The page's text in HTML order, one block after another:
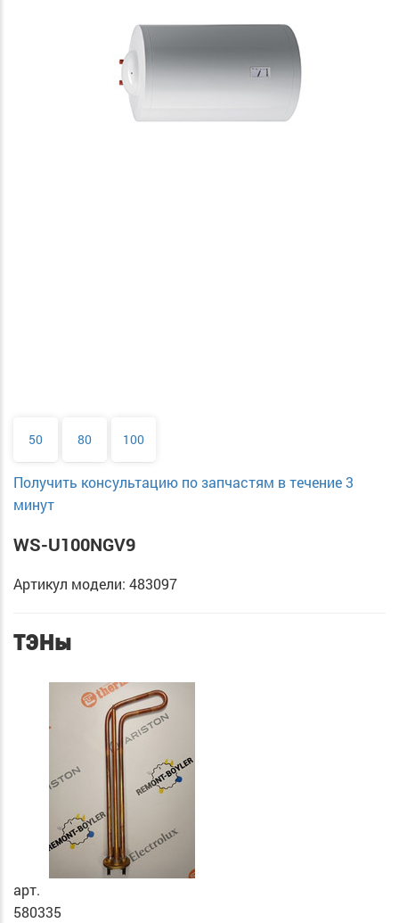
50 80 100
Получить консультацию по запчастям в течение 3
минут
WS-U100NGV9
Артикул модели: 483097
ТЭНы
арт.
580335